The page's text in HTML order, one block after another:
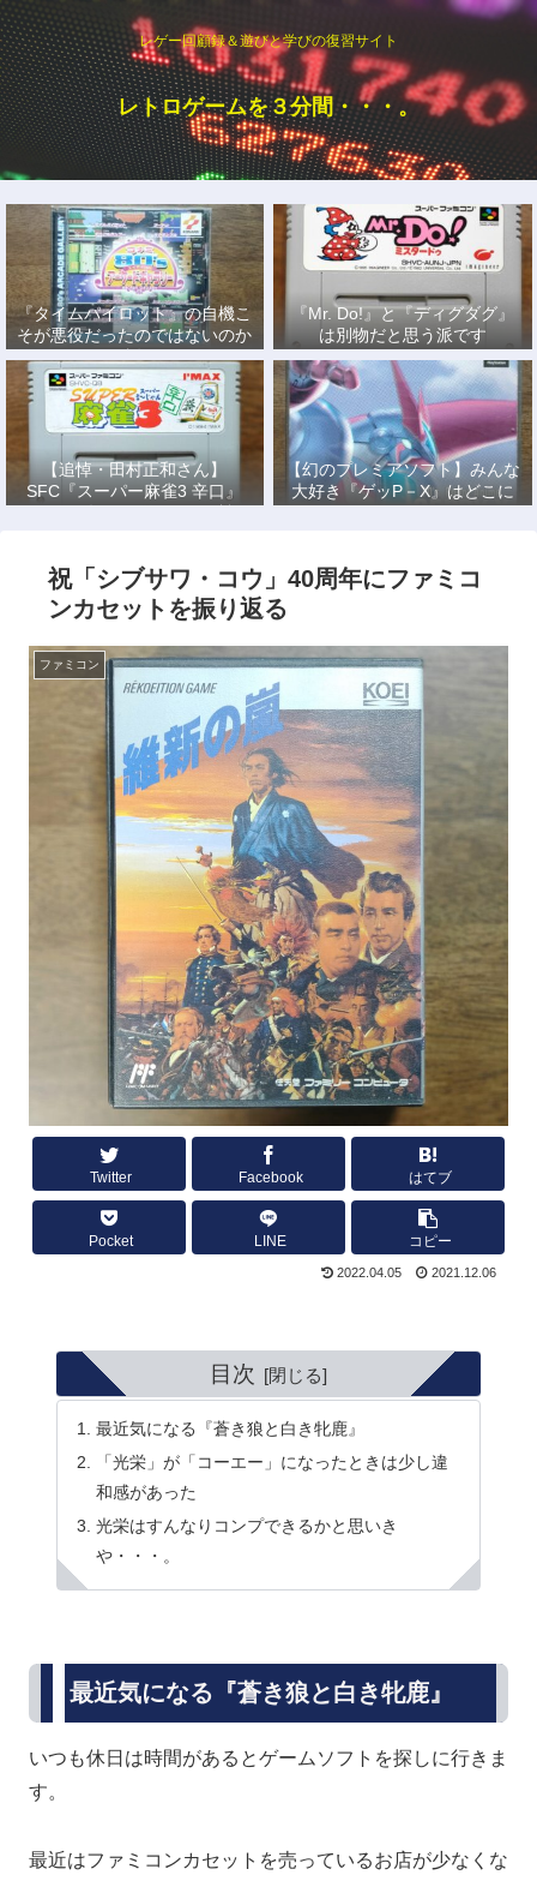
レゲー回顧録＆遊びと学びの復習サイト
レトロゲームを３分間・・・。
『タイムパイロット』の自機こ
そが悪役だったのではないのか
説
『Mr. Do!』と『ディグダグ』
は別物だと思う派です
【追悼・田村正和さん】
SFC『スーパー麻雀3 辛口』
で、あの名優になりきって戦っ
【幻のプレミアソフト】みんな
大好き『ゲッP－X』はどこに
もない！
祝「シブサワ・コウ」40周年にファミコ
ンカセットを振り返る
ファミコン
Twitter Facebook はてブ
Pocket LINE コピー
2022.04.05 2021.12.06
目次
最近気になる『蒼き狼と白き牝鹿』
「光栄」が「コーエー」になったときは少し違
和感があった
光栄はすんなりコンプできるかと思いき
や・・・。
最近気になる『蒼き狼と白き牝鹿』
いつも休日は時間があるとゲームソフトを探しに行きま
す。
最近はファミコンカセットを売っているお店が少なくな